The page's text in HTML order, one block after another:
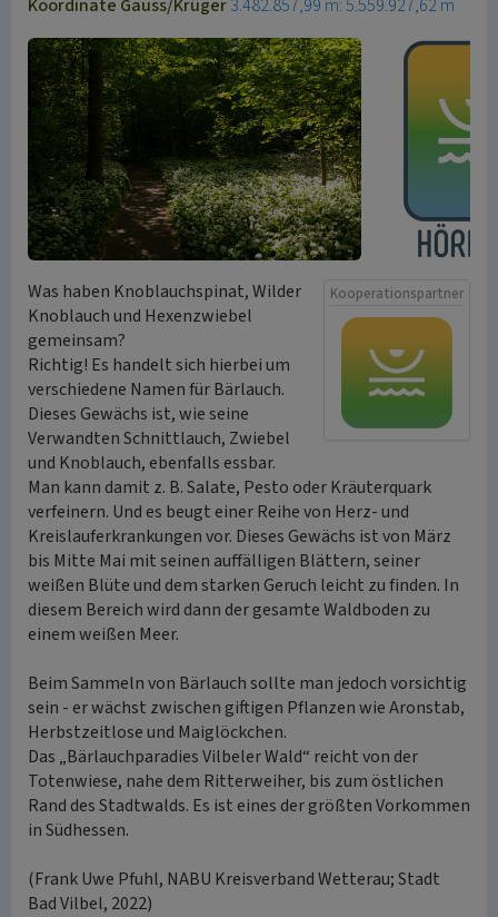
Koordinate Gauss/Krüger3.482.857,99 m: 5.559.927,62 m
Kooperationspartner
Was haben Knoblauchspinat, Wilder
Knoblauch und Hexenzwiebel
gemeinsam?
Richtig! Es handelt sich hierbei um
verschiedene Namen für Bärlauch.
Dieses Gewächs ist, wie seine
Verwandten Schnittlauch, Zwiebel
und Knoblauch, ebenfalls essbar.
Man kann damit z. B. Salate, Pesto oder Kräuterquark
verfeinern. Und es beugt einer Reihe von Herz- und
Kreislauferkrankungen vor. Dieses Gewächs ist von März
bis Mitte Mai mit seinen auffälligen Blättern, seiner
weißen Blüte und dem starken Geruch leicht zu finden. In
diesem Bereich wird dann der gesamte Waldboden zu
einem weißen Meer.
Beim Sammeln von Bärlauch sollte man jedoch vorsichtig
sein - er wächst zwischen giftigen Pflanzen wie Aronstab,
Herbstzeitlose und Maiglöckchen.
Das „Bärlauchparadies Vilbeler Wald“ reicht von der
Totenwiese, nahe dem Ritterweiher, bis zum östlichen
Rand des Stadtwalds. Es ist eines der größten Vorkommen
in Südhessen.
(Frank Uwe Pfuhl, NABU Kreisverband Wetterau; Stadt
Bad Vilbel, 2022)